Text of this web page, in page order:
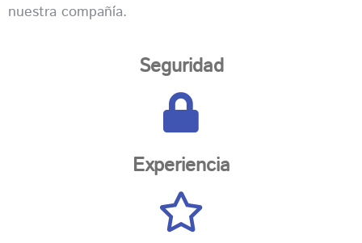
nuestra compañía.
Seguridad
Experiencia